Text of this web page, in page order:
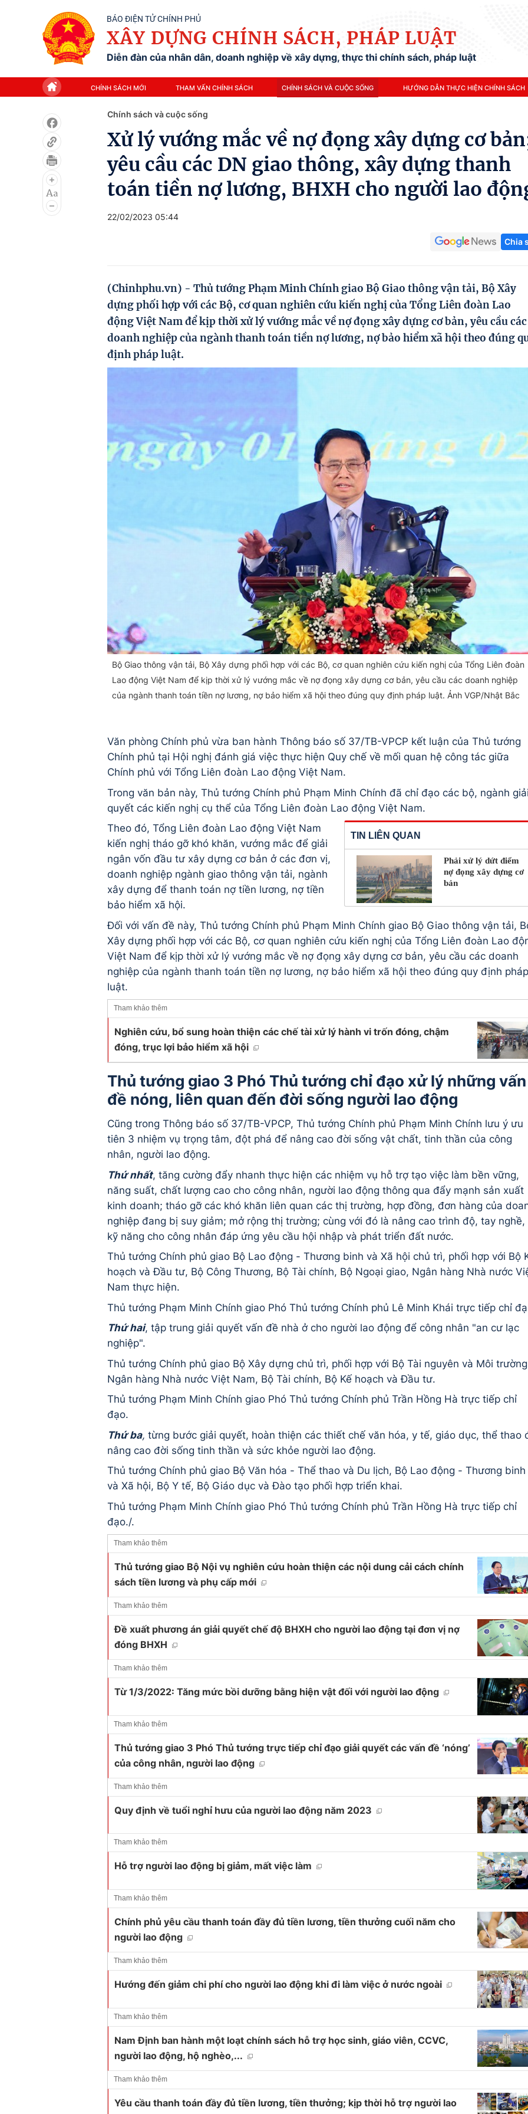
BÁO ĐIỆN TỬ CHÍNH PHỦ
XÂY DỰNG CHÍNH SÁCH, PHÁP LUẬT
Diễn đàn của nhân dân, doanh nghiệp về xây dựng, thực thi chính sách, pháp luật
CHÍNH SÁCH MỚI THAM VẤN CHÍNH SÁCH CHÍNH SÁCH VÀ CUỘC SỐNG HƯỚNG DẪN THỰC HIỆN CHÍNH SÁCH
Chính sách và cuộc sống
Xử lý vướng mắc về nợ đọng xây dựng cơ
yêu cầu các DN giao thông, xây dựng thanh
toán tiền nợ lương, BHXH cho người lao
22/02/2023 05:44
Chia
(Chinhphu.vn) - Thủ tướng Phạm Minh Chính giao Bộ Giao thông vận tải, Bộ Xây
dựng phối hợp với các Bộ, cơ quan nghiên cứu kiến nghị của Tổng Liên đoàn Lao
động Việt Nam để kịp thời xử lý vướng mắc về nợ đọng xây dựng cơ bản, yêu cầu các
doanh nghiệp của ngành thanh toán tiền nợ lương, nợ bảo hiểm xã hội theo đúng
định pháp luật.
Bộ Giao thông vận tải, Bộ Xây dựng phối hợp với các Bộ, cơ quan nghiên cứu kiến nghị của Tổng Liên đoàn
Lao động Việt Nam để kịp thời xử lý vướng mắc về nợ đọng xây dựng cơ bản, yêu cầu các doanh nghiệp
của ngành thanh toán tiền nợ lương, nợ bảo hiểm xã hội theo đúng quy định pháp luật. Ảnh VGP/Nhật Bắc
Văn phòng Chính phủ vừa ban hành Thông báo số 37/TB-VPCP kết luận của Thủ tướng
Chính phủ tại Hội nghị đánh giá việc thực hiện Quy chế về mối quan hệ công tác giữa
Chính phủ với Tổng Liên đoàn Lao động Việt Nam.
Trong văn bản này, Thủ tướng Chính phủ Phạm Minh Chính đã chỉ đạo các bộ, ngành
quyết các kiến nghị cụ thể của Tổng Liên đoàn Lao động Việt Nam.
TIN LIÊN QUAN
Phải xử lý dứt điểm
nợ đọng xây dựng cơ
bản
Theo đó, Tổng Liên đoàn Lao động Việt Nam
kiến nghị tháo gỡ khó khăn, vướng mắc để giải
ngân vốn đầu tư xây dựng cơ bản ở các đơn vị,
doanh nghiệp ngành giao thông vận tải, ngành
xây dựng để thanh toán nợ tiền lương, nợ tiền
bảo hiểm xã hội.
Đối với vấn đề này, Thủ tướng Chính phủ Phạm Minh Chính giao Bộ Giao thông vận tải,
Xây dựng phối hợp với các Bộ, cơ quan nghiên cứu kiến nghị của Tổng Liên đoàn Lao
Việt Nam để kịp thời xử lý vướng mắc về nợ đọng xây dựng cơ bản, yêu cầu các doanh
nghiệp của ngành thanh toán tiền nợ lương, nợ bảo hiểm xã hội theo đúng quy định pháp
luật.
Tham khảo thêm
Nghiên cứu, bổ sung hoàn thiện các chế tài xử lý hành vi trốn đóng, chậm
đóng, trục lợi bảo hiểm xã hội
Thủ tướng giao 3 Phó Thủ tướng chỉ đạo xử lý những vấn
đề nóng, liên quan đến đời sống người lao động
Cũng trong Thông báo số 37/TB-VPCP, Thủ tướng Chính phủ Phạm Minh Chính lưu ý ưu
tiên 3 nhiệm vụ trọng tâm, đột phá để nâng cao đời sống vật chất, tinh thần của công
nhân, người lao động.
Thứ nhất, tăng cường đẩy nhanh thực hiện các nhiệm vụ hỗ trợ tạo việc làm bền vững,
năng suất, chất lượng cao cho công nhân, người lao động thông qua đẩy mạnh sản xuất
kinh doanh; tháo gỡ các khó khăn liên quan các thị trường, hợp đồng, đơn hàng của
nghiệp đang bị suy giảm; mở rộng thị trường; cùng với đó là nâng cao trình độ, tay nghề,
kỹ năng cho công nhân đáp ứng yêu cầu hội nhập và phát triển đất nước.
Thủ tướng Chính phủ giao Bộ Lao động - Thương binh và Xã hội chủ trì, phối hợp với Bộ
hoạch và Đầu tư, Bộ Công Thương, Bộ Tài chính, Bộ Ngoại giao, Ngân hàng Nhà nước
Nam thực hiện.
Thủ tướng Phạm Minh Chính giao Phó Thủ tướng Chính phủ Lê Minh Khái trực tiếp chỉ
Thứ hai, tập trung giải quyết vấn đề nhà ở cho người lao động để công nhân "an cư lạc
nghiệp".
Thủ tướng Chính phủ giao Bộ Xây dựng chủ trì, phối hợp với Bộ Tài nguyên và Môi
Ngân hàng Nhà nước Việt Nam, Bộ Tài chính, Bộ Kế hoạch và Đầu tư.
Thủ tướng Phạm Minh Chính giao Phó Thủ tướng Chính phủ Trần Hồng Hà trực tiếp chỉ
đạo.
Thứ ba, từng bước giải quyết, hoàn thiện các thiết chế văn hóa, y tế, giáo dục, thể thao
nâng cao đời sống tinh thần và sức khỏe người lao động.
Thủ tướng Chính phủ giao Bộ Văn hóa - Thể thao và Du lịch, Bộ Lao động - Thương binh
và Xã hội, Bộ Y tế, Bộ Giáo dục và Đào tạo phối hợp triển khai.
Thủ tướng Phạm Minh Chính giao Phó Thủ tướng Chính phủ Trần Hồng Hà trực tiếp chỉ
đạo./.
Tham khảo thêm
Thủ tướng giao Bộ Nội vụ nghiên cứu hoàn thiện các nội dung cải cách chính
sách tiền lương và phụ cấp mới
Tham khảo thêm
Đề xuất phương án giải quyết chế độ BHXH cho người lao động tại đơn vị nợ
đóng BHXH
Tham khảo thêm
Từ 1/3/2022: Tăng mức bồi dưỡng bằng hiện vật đối với người lao động
Tham khảo thêm
Thủ tướng giao 3 Phó Thủ tướng trực tiếp chỉ đạo giải quyết các vấn đề ‘nóng’
của công nhân, người lao động
Tham khảo thêm
Quy định về tuổi nghỉ hưu của người lao động năm 2023
Tham khảo thêm
Hỗ trợ người lao động bị giảm, mất việc làm
Tham khảo thêm
Chính phủ yêu cầu thanh toán đầy đủ tiền lương, tiền thưởng cuối năm cho
người lao động
Tham khảo thêm
Hướng đến giảm chi phí cho người lao động khi đi làm việc ở nước ngoài
Tham khảo thêm
Nam Định ban hành một loạt chính sách hỗ trợ học sinh, giáo viên, CCVC,
người lao động, hộ nghèo,...
Tham khảo thêm
Yêu cầu thanh toán đầy đủ tiền lương, tiền thưởng; kịp thời hỗ trợ người lao